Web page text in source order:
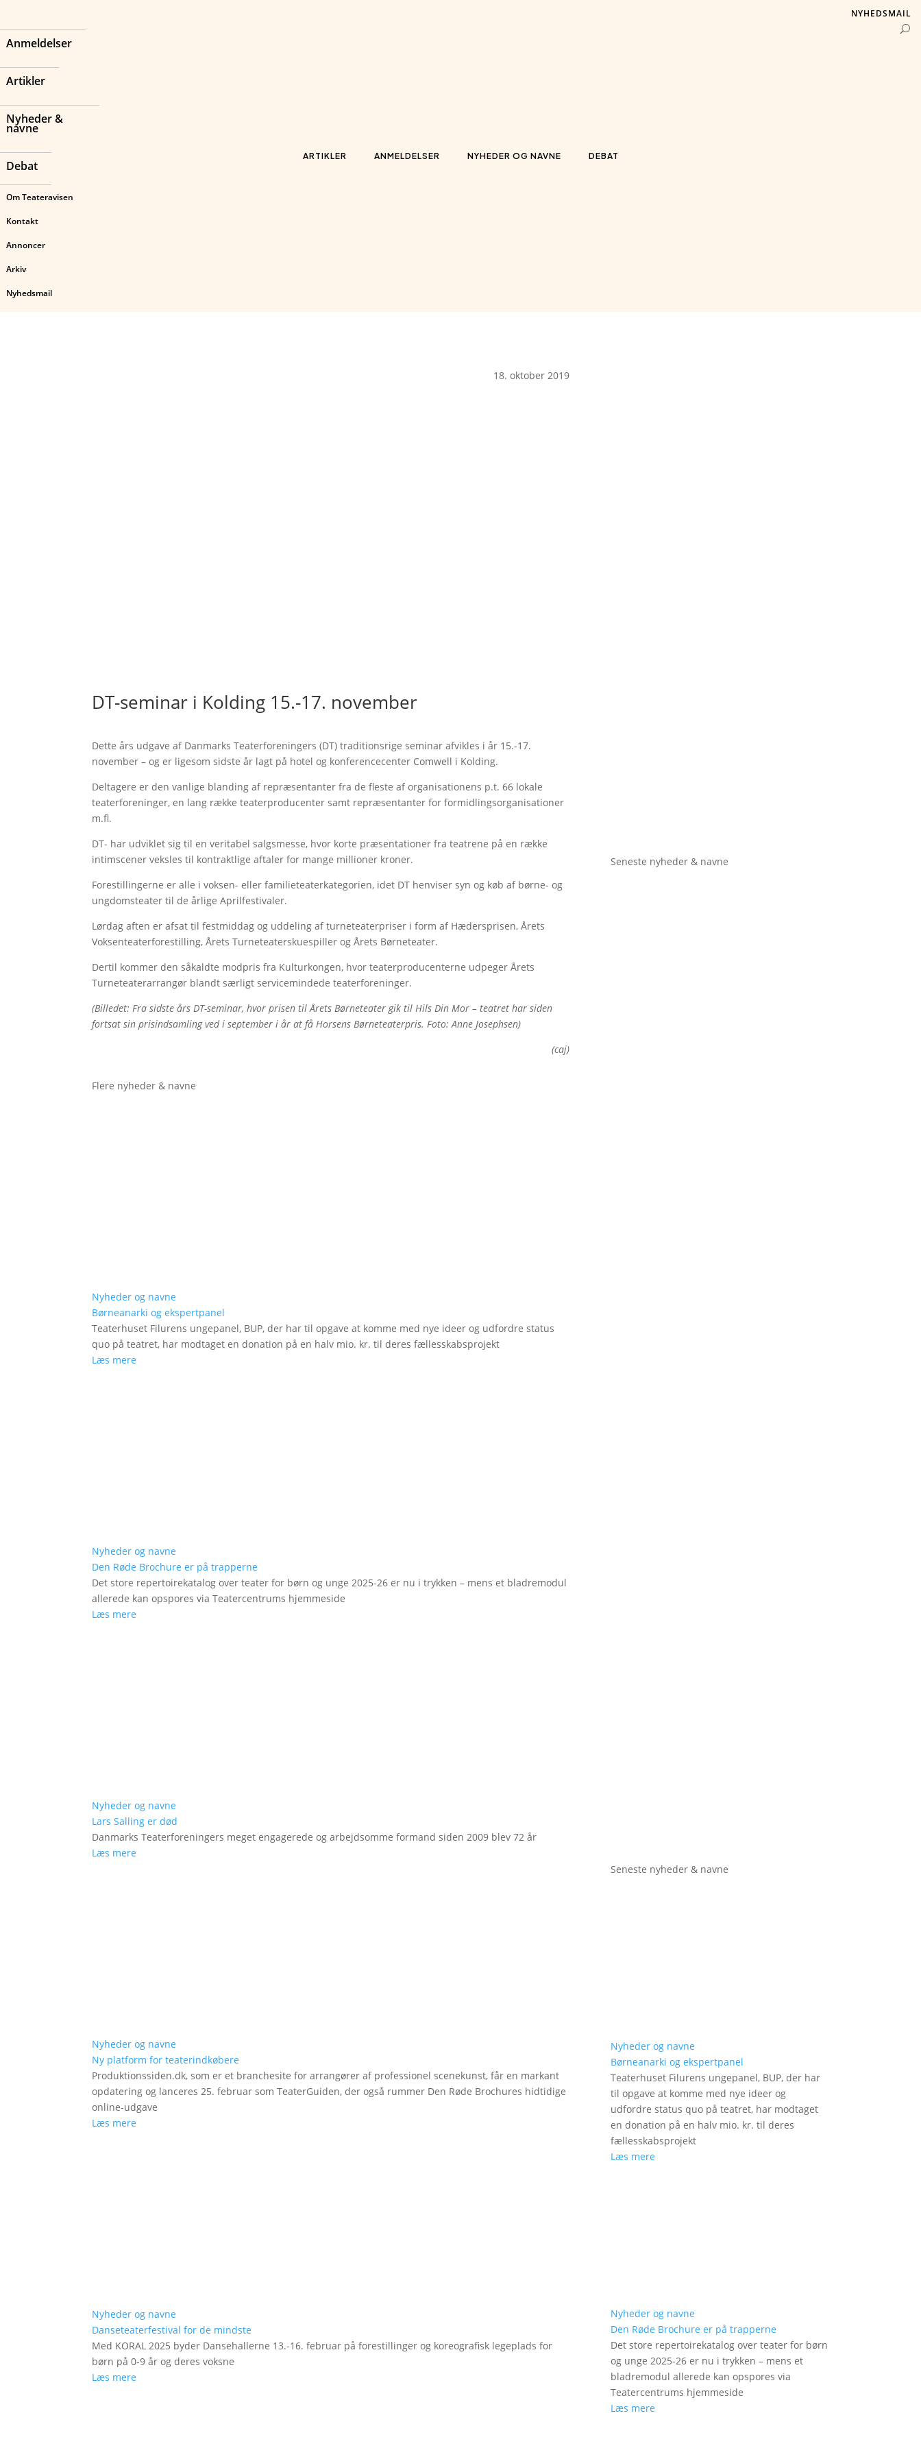
Anmeldelser
Artikler
Nyheder &
navne
Debat
Om Teateravisen
Kontakt
Annoncer
Arkiv
Nyhedsmail
ARTIKLER ANMELDELSER NYHEDER OG NAVNE DEBAT
NYHEDSMAIL
18. oktober 2019
DT-seminar i Kolding 15.-17. november
Dette års udgave af Danmarks Teaterforeningers (DT) traditionsrige seminar afvikles i år 15.-17.
november – og er ligesom sidste år lagt på hotel og konferencecenter Comwell i Kolding.
Deltagere er den vanlige blanding af repræsentanter fra de fleste af organisationens p.t. 66 lokale
teaterforeninger, en lang række teaterproducenter samt repræsentanter for formidlingsorganisationer
m.fl.
DT- har udviklet sig til en veritabel salgsmesse, hvor korte præsentationer fra teatrene på en række
intimscener veksles til kontraktlige aftaler for mange millioner kroner.
Forestillingerne er alle i voksen- eller familieteaterkategorien, idet DT henviser syn og køb af børne- og
ungdomsteater til de årlige Aprilfestivaler.
Lørdag aften er afsat til festmiddag og uddeling af turneteaterpriser i form af Hædersprisen, Årets
Voksenteaterforestilling, Årets Turneteaterskuespiller og Årets Børneteater.
Dertil kommer den såkaldte modpris fra Kulturkongen, hvor teaterproducenterne udpeger Årets
Turneteaterarrangør blandt særligt servicemindede teaterforeninger.
(Billedet: Fra sidste års DT-seminar, hvor prisen til Årets Børneteater gik til Hils Din Mor – teatret har siden
fortsat sin prisindsamling ved i september i år at få Horsens Børneteaterpris. Foto: Anne Josephsen)
(caj)
Flere nyheder & navne
Nyheder og navne
Børneanarki og ekspertpanel
Teaterhuset Filurens ungepanel, BUP, der har til opgave at komme med nye ideer og udfordre status
quo på teatret, har modtaget en donation på en halv mio. kr. til deres fællesskabsprojekt
Læs mere
Nyheder og navne
Den Røde Brochure er på trapperne
Det store repertoirekatalog over teater for børn og unge 2025-26 er nu i trykken – mens et bladremodul
allerede kan opspores via Teatercentrums hjemmeside
Læs mere
Nyheder og navne
Lars Salling er død
Danmarks Teaterforeningers meget engagerede og arbejdsomme formand siden 2009 blev 72 år
Læs mere
Nyheder og navne
Ny platform for teaterindkøbere
Produktionssiden.dk, som er et branchesite for arrangører af professionel scenekunst, får en markant
opdatering og lanceres 25. februar som TeaterGuiden, der også rummer Den Røde Brochures hidtidige
online-udgave
Læs mere
Nyheder og navne
Danseteaterfestival for de mindste
Med KORAL 2025 byder Dansehallerne 13.-16. februar på forestillinger og koreografisk legeplads for
børn på 0-9 år og deres voksne
Læs mere
Seneste nyheder & navne
Seneste nyheder & navne
Nyheder og navne
Børneanarki og ekspertpanel
Teaterhuset Filurens ungepanel, BUP, der har
til opgave at komme med nye ideer og
udfordre status quo på teatret, har modtaget
en donation på en halv mio. kr. til deres
fællesskabsprojekt
Læs mere
Nyheder og navne
Den Røde Brochure er på trapperne
Det store repertoirekatalog over teater for børn
og unge 2025-26 er nu i trykken – mens et
bladremodul allerede kan opspores via
Teatercentrums hjemmeside
Læs mere